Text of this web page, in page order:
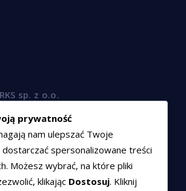
sp. z o.o.
74/320,
prywatność
nam ulepszać Twoje
dostarczać spersonalizowane treści
Możesz wybrać, na które pliki
klikając Dostosuj. Kliknij